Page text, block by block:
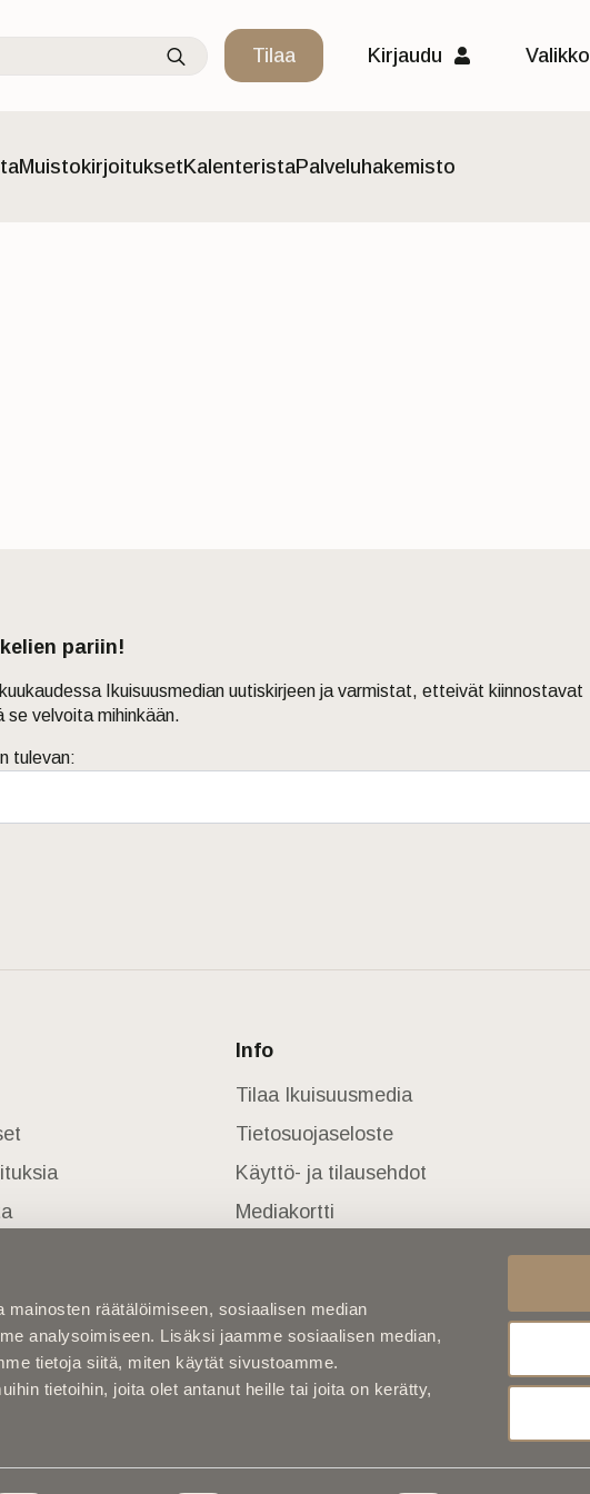
räätälöimiseen, sosiaalisen median
analysoimiseen. Lisäksi jaamme sosiaalisen median,
tietoja siitä, miten käytät sivustoamme.
tietoihin, joita olet antanut heille tai joita on kerätty,
Search
for:
Tilaa Kirjaudu Valikko
MuistokirjoituksetKalenteristaPalveluhakemisto
pariin!
Ikuisuusmedian uutiskirjeen ja varmistat, etteivät kiinnostavat
velvoita mihinkään.
tulevan:
Info
Tilaa Ikuisuusmedia
Tietosuojaseloste
Käyttö- ja tilausehdot
Mediakortti